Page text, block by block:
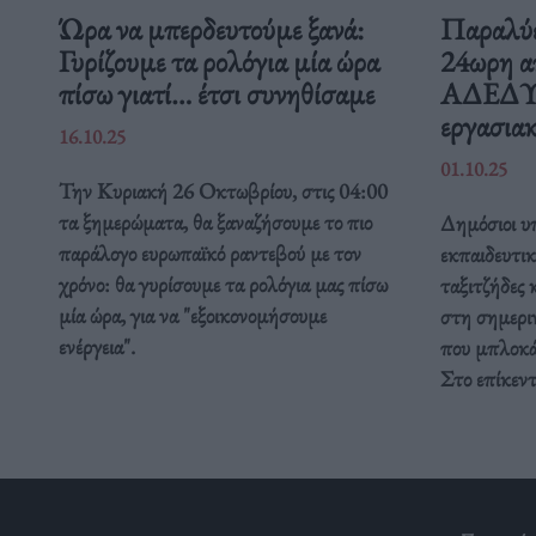
Ώρα να μπερδευτούμε ξανά:
Γυρίζουμε τα ρολόγια μία ώρα
πίσω γιατί… έτσι συνηθίσαμε
16.10.25
Την Κυριακή 26 Οκτωβρίου, στις 04:00
τα ξημερώματα, θα ξαναζήσουμε το πιο
παράλογο ευρωπαϊκό ραντεβού με τον
χρόνο: θα γυρίσουμε τα ρολόγια μας πίσω
μία ώρα, για να "εξοικονομήσουμε
ενέργεια".
24ωρη
ΑΔΕΔΥ
01.10.25
Δημόσιοι
στη
που
Στο